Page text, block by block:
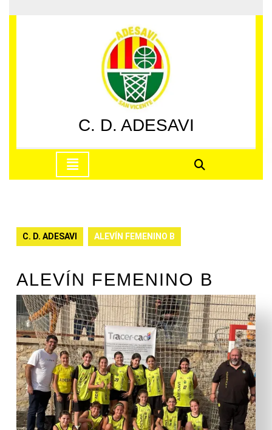
al
C. D. ADESAVI
apertura
C. D. ADESAVI ALEVÍN FEMENINO B
ALEVÍN FEMENINO B